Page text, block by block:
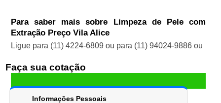
Para saber mais sobre Limpeza de Pele com
Extração Preço Vila Alice
Ligue para (11) 4224-6809 ou para (11) 94024-9886ou
Faça sua cotação
Informações Pessoais